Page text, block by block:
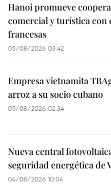
Hanoi promueve
comercial y turística con
francesas
05/08/2026 03:42
Empresa vietnamita
arroz a su socio cubano
05/08/2026 02:34
Nueva central
seguridad energética de
04/08/2026 10:04